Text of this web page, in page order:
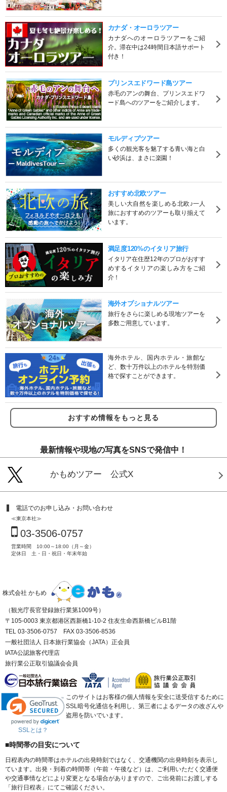
カナダ・オーロラツアー
カナダへのオーロラツアーをご紹
介。滞在中は24時間日本語サポート
付き！
プリンスエドワード島ツアー
赤毛のアンの舞台、プリンスエドワ
ード島へのツアーをご紹介します。
モルディブツアー
多くの観光客を魅了する青い海と白
い砂浜は、まさに楽園！
おすすめ北欧ツアー
美しい大自然を楽しめる北欧♪一人
旅におすすめのツアーも取り揃えて
います。
満足度120%のイタリア旅行
イタリア在住歴12年のプロがおすす
めするイタリアの楽しみ方をご紹
介！
海外オプショナルツアー
旅行をさらに楽しめる現地ツアーを
多数ご用意しています。
海外ホテル、国内ホテル・旅館な
ど、数十万件以上のホテルを特別価
格で探すことができます。
おすすめ情報をもっと見る
最新情報や現地の写真をSNSで発信中！
かもめツアー 公式X
電話でのお申し込み・お問い合わせ
≪東京本社≫
03-3506-0757
営業時間 10:00～18:00（月～金）
定休日 土・日・祝日・年末年始
株式会社 かもめ
（観光庁長官登録旅行業第1009号）
〒105-0003 東京都港区西新橋1-10-2 住友生命西新橋ビルB1階
TEL 03-3506-0757 FAX 03-3506-8536
一般社団法人 日本旅行業協会（JATA）正会員
IATA公認旅客代理店
旅行業公正取引協議会会員
SSLとは？
このサイトはお客様の個人情報を安全に送受信するために
SSL暗号化通信を利用し、第三者によるデータの改ざんや
盗用を防いでいます。
■時間帯の目安について
日程表内の時間帯はホテルの出発時刻ではなく、交通機関の出発時刻を表示し
ています。出発・到着の時間帯（午前・午後など）は、ご利用いただく交通便
や交通事情などにより変更となる場合がありますので、ご出発前にお渡しする
「旅行日程表」にてご確認ください。